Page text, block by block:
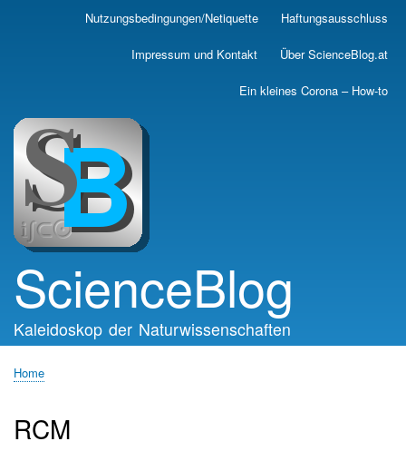
Skip
main
Nutzungsbedingungen/Netiquette Haftungsausschluss
Impressum und Kontakt Über ScienceBlog.at
Ein kleines Corona – How-to
ScienceBlog
Kaleidoskop der Naturwissenschaften
Home
RCM